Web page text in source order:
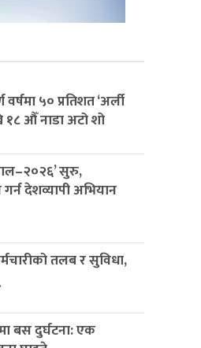
५० प्रतिशत ‘अर्ली
१८ औँ नाडा अटो शो
सुरु,
गर्न देशव्यापी अभियान
तलब र सुविधा,
बस दुर्घटना: एक